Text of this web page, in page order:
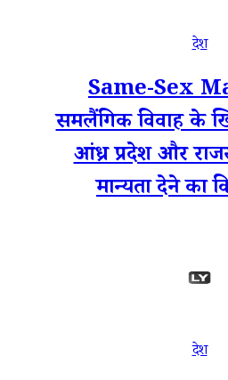
देश
Same-Sex
समलैंगिक विवाह के
आंध्र प्रदेश और
मान्यता देने का
देश